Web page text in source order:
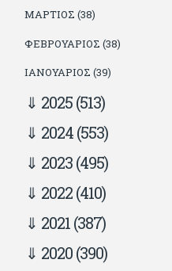
ΜΆΡΤΙΟΣ (38)
ΦΕΒΡΟΥΆΡΙΟΣ (38)
ΙΑΝΟΥΆΡΙΟΣ (39)
2025(513)
2024(553)
2023(495)
2022(410)
2021(387)
2020(390)